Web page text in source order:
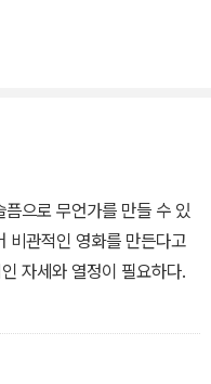
로 조롱받는 부적응자 클럽
있다.
없는 폭력에 나머지 세 친
떼처럼 몰려들어, 바카리
보나세라 선생님마저 학교
그냥 내버려두지 않지? 아
인 에너지를 만들어 낸다.
으로 무언가를 만들 수 있
비관적인 영화를 만든다고
자세와 열정이 필요하다.